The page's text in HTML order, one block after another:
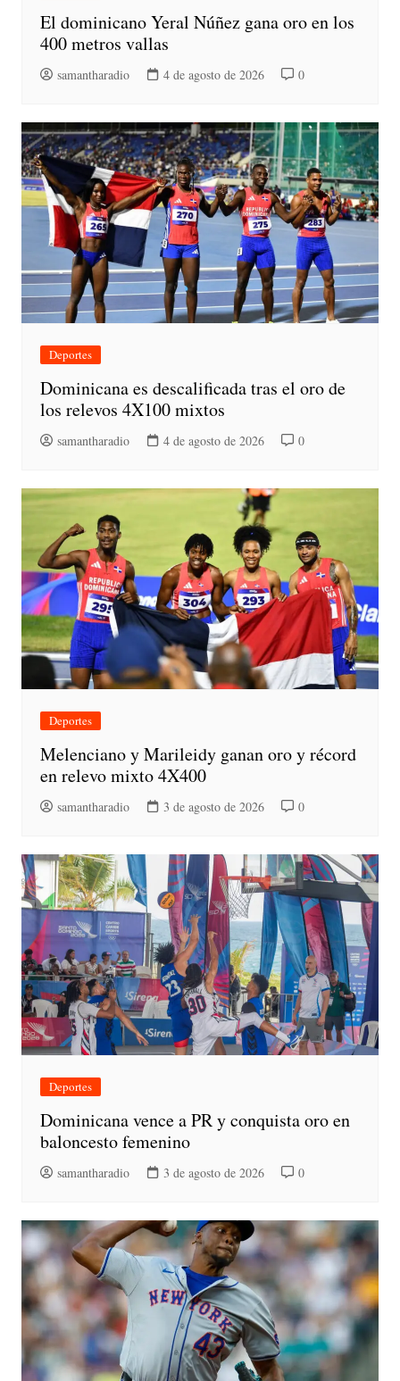
El dominicano Yeral Núñez gana oro en los
400 metros vallas
samantharadio 4 de agosto de 2026 0
Deportes
Dominicana es descalificada tras el oro de
los relevos 4X100 mixtos
samantharadio 4 de agosto de 2026 0
Deportes
Melenciano y Marileidy ganan oro y récord
en relevo mixto 4X400
samantharadio 3 de agosto de 2026 0
Deportes
Dominicana vence a PR y conquista oro en
baloncesto femenino
samantharadio 3 de agosto de 2026 0